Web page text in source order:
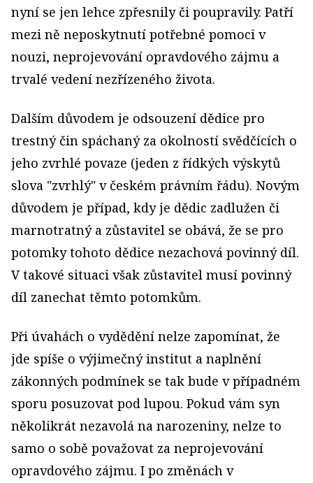
nyní se jen lehce zpřesnily či poupravily. Patří
mezi ně neposkytnutí potřebné pomoci v
nouzi, neprojevování opravdového zájmu a
trvalé vedení nezřízeného života.
Dalším důvodem je odsouzení dědice pro
trestný čin spáchaný za okolností svědčících o
jeho zvrhlé povaze (jeden z řídkých výskytů
slova "zvrhlý" v českém právním řádu). Novým
důvodem je případ, kdy je dědic zadlužen či
marnotratný a zůstavitel se obává, že se pro
potomky tohoto dědice nezachová povinný díl.
V takové situaci však zůstavitel musí povinný
díl zanechat těmto potomkům.
Při úvahách o vydědění nelze zapomínat, že
jde spíše o výjimečný institut a naplnění
zákonných podmínek se tak bude v případném
sporu posuzovat pod lupou. Pokud vám syn
několikrát nezavolá na narozeniny, nelze to
samo o sobě považovat za neprojevování
opravdového zájmu. I po změnách v